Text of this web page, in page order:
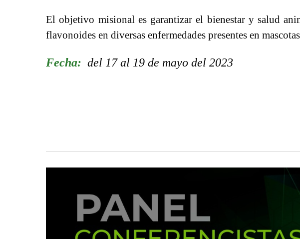
El objetivo misional es garantizar el bienestar y salud
flavonoides en diversas enfermedades presentes en
Fecha: del 17 al 19 de mayo del 2023